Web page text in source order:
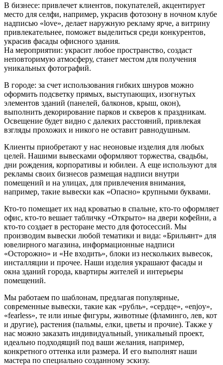
В бизнесе: привлечет клиентов, покупателей, акцентирует
место для селфи, например, украсив фотозону в ночном клубе
надписью «love», делает наружную рекламу ярче, а витрину
привлекательнее, поможет выделиться среди конкурентов,
украсив фасады офисного здания.
На мероприятии: украсит любое пространство, создаст
неповторимую атмосферу, станет местом для получения
уникальных фотографий.
В городе: за счет использования гибких шнуров можно
оформить подсветку прямых, выступающих, изогнутых
элементов зданий (панелей, балконов, крыш, окон),
выполнить декорирование парков и скверов к праздникам.
Освещение будет видно с далеких расстояний, привлекая
взгляды прохожих и никого не оставит равнодушным.
Клиенты приобретают у нас неоновые изделия для любых
целей. Нашими вывесками оформляют торжества, свадьбы,
дни рождения, корпоративы и юбилеи. А еще используют для
рекламы своих бизнесов размещая надписи внутри
помещений и на улицах, для привлечения внимания,
например, такие вывески как «Опасно» крупными буквами.
Кто-то помещает их над кроватью в спальне, кто-то оформляет
офис, кто-то вешает табличку «Открыто» на двери кофейни, а
кто-то создает в ресторане место для фотосессий. Мы
производим вывески любой тематики и вида: «Брильянт» для
ювелирного магазина, информационные надписи
«Осторожно» и «Не входить», блоки из нескольких вывесок,
инсталляции и прочее. Наши изделия украшают фасады и
окна зданий города, квартиры жителей и интерьеры
помещений.
Мы работаем по шаблонам, предлагая популярные,
современные вывески, такие как «рубль», «сердце», «enjoy»,
«fearless», те или иные фигуры, животные (фламинго, лев, кот
и другие), растения (пальмы, елки, цветы и прочие). Также у
нас можно заказать индивидуальный, уникальный проект,
идеально подходящий под ваши желания, например,
конкретного оттенка или размера. И его выполнят наши
мастера по специально созданному эскизу.